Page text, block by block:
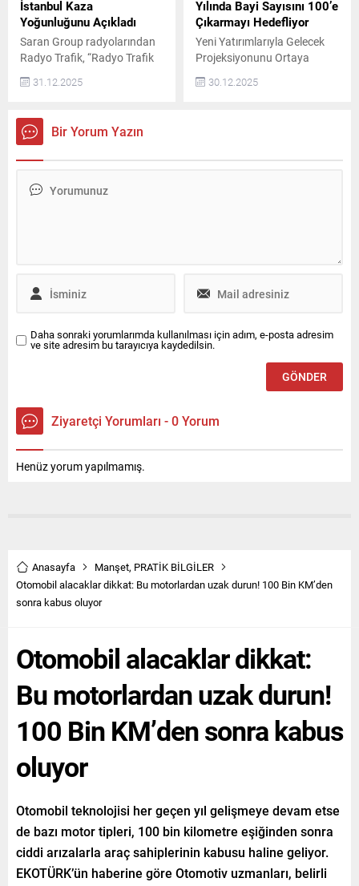
deneyimli şoförler eşliğinde
özel sürüş hizmeti...
pandemiden çıkışla birlikte
ertelenmiş talebin hızla
devreye...
İstanbul Kaza
Yoğunluğunu Açıkladı
Saran Group radyolarından
Radyo Trafik, “Radyo Trafik
Yolda” navigasyon
uygulamasından alınan
yılında İstanbul’a ait kaza ve
arızalı araç istatistiklerini
yollarda ve trafiği etkileyen
31.12.2025
Yılında Bayi Sayısını 100’e
Çıkarmayı Hedefliyor
Yeni Yatırımlarıyla Gelecek
Projeksiyonunu Ortaya
Koyuyor
30.12.2025
Bir Yorum Yazın
Daha sonraki yorumlarımda kullanılması için adım, e-posta adresim
ve site adresim bu tarayıcıya kaydedilsin.
Ziyaretçi Yorumları - 0 Yorum
Henüz yorum yapılmamış.
Anasayfa Manşet, PRATİK BİLGİLER
Otomobil alacaklar dikkat: Bu motorlardan uzak durun! 100 Bin KM’den
sonra kabus oluyor
Otomobil alacaklar dikkat:
Bu motorlardan uzak durun!
100 Bin KM’den sonra kabus
oluyor
Otomobil teknolojisi her geçen yıl gelişmeye devam etse
de bazı motor tipleri, 100 bin kilometre eşiğinden sonra
ciddi arızalarla araç sahiplerinin kabusu haline geliyor.
EKOTÜRK’ün haberine göre Otomotiv uzmanları, belirli